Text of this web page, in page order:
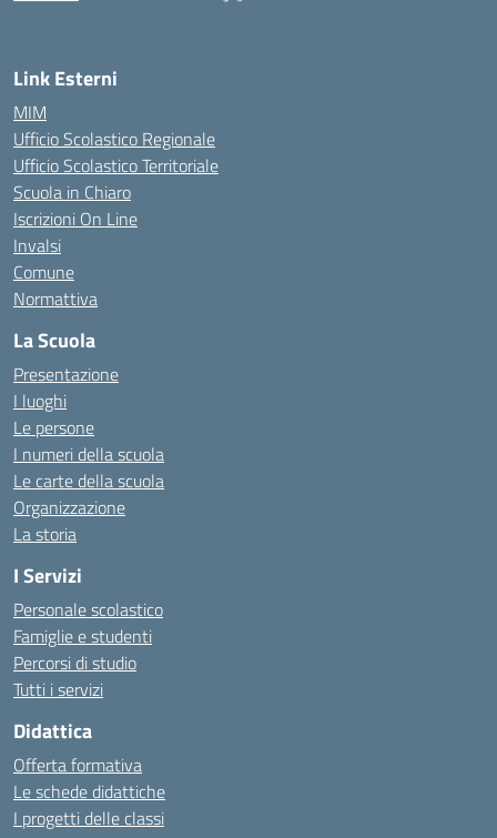
Link Esterni
MIM
Ufficio Scolastico Regionale
Ufficio Scolastico Territoriale
Scuola in Chiaro
Iscrizioni On Line
Invalsi
Comune
Normattiva
La Scuola
Presentazione
I luoghi
Le persone
I numeri della scuola
Le carte della scuola
Organizzazione
La storia
I Servizi
Personale scolastico
Famiglie e studenti
Percorsi di studio
Tutti i servizi
Didattica
Offerta formativa
Le schede didattiche
I progetti delle classi